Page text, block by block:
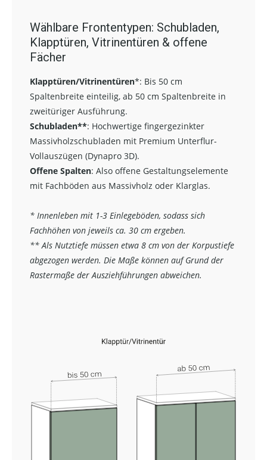
Wählbare Frontentypen: Schubladen,
Klapptüren, Vitrinentüren & offene
Fächer
Klapptüren/Vitrinentüren*: Bis 50 cm
Spaltenbreite einteilig, ab 50 cm Spaltenbreite in
zweitüriger Ausführung.
Schubladen**: Hochwertige fingergezinkter
Massivholzschubladen mit Premium Unterflur-
Vollauszügen (Dynapro 3D).
Offene Spalten: Also offene Gestaltungselemente
mit Fachböden aus Massivholz oder Klarglas.
* Innenleben mit 1-3 Einlegeböden, sodass sich
Fachhöhen von jeweils ca. 30 cm ergeben.
** Als Nutztiefe müssen etwa 8 cm von der Korpustiefe
abgezogen werden. Die Maße können auf Grund der
Rastermaße der Ausziehführungen abweichen.